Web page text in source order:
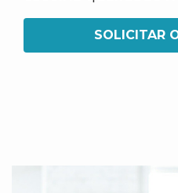
SOLICITAR